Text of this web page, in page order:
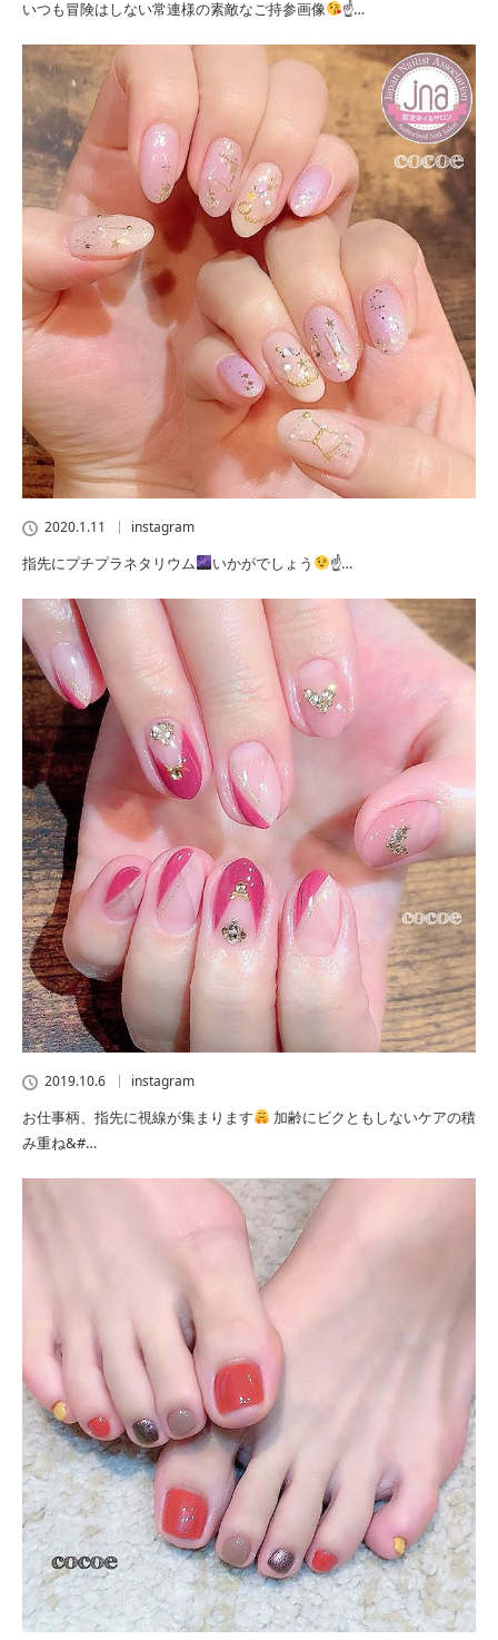
いつも冒険はしない常連様の素敵なご持参画像 ☝…
2020.1.11 instagram
指先にプチプラネタリウム いかがでしょう ☝…
2019.10.6 instagram
お仕事柄、指先に視線が集まります
加齢にビクともしないケアの積
み重ね&#…